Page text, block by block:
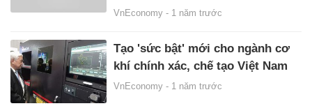
VnEconomy - 1 năm trước
Tạo 'sức bật' mới cho ngành cơ
khí chính xác, chế tạo Việt Nam
VnEconomy - 1 năm trước